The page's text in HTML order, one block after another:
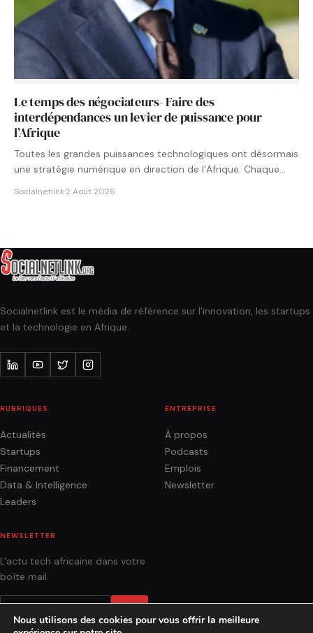
Le temps des négociateurs- Faire des
interdépendances un levier de puissance pour
l’Afrique
Toutes les grandes puissances technologiques ont désormais
une stratégie numérique en direction de l’Afrique. Chaque
Socialnetlink·2 Août 2026
Socialnetlink est le média de référence sur l'innovation, les startups
et la technologie en Afrique.
RUBRIQUES
Actualités
Startups
Financement
Data & Intelligence
Leaders
ENTREPRISE
À propos
Podcasts
Emplois
Newsletter
NEWSLETTER
L'actu tech africaine dans votre
boîte mail.
Nous utilisons des cookies pour vous offrir la meilleure